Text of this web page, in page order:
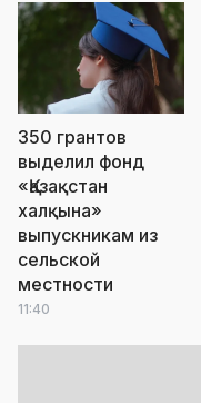
350 грантов
выделил фонд
«Қазақстан
халқына»
выпускникам из
сельской
местности
11:40